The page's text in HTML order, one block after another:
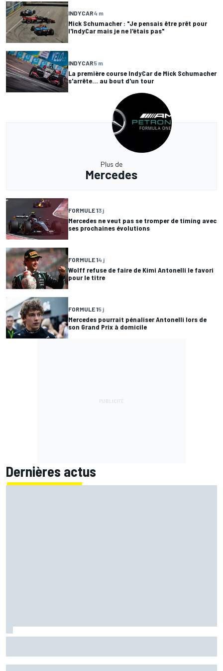
INDYCAR4 m
Mick Schumacher : "Je pensais être prêt pour
l'IndyCar mais je ne l'étais pas"
INDYCAR5 m
La première course IndyCar de Mick Schumacher
s'arrête... au bout d'un tour
Plus de
Mercedes
FORMULE 13 j
Mercedes ne veut pas se tromper de timing avec
ses prochaines évolutions
FORMULE 14 j
Wolff refuse de faire de Kimi Antonelli le favori
pour le titre
FORMULE 15 j
Mercedes pourrait pénaliser Antonelli lors de
son Grand Prix à domicile
Dernières actus